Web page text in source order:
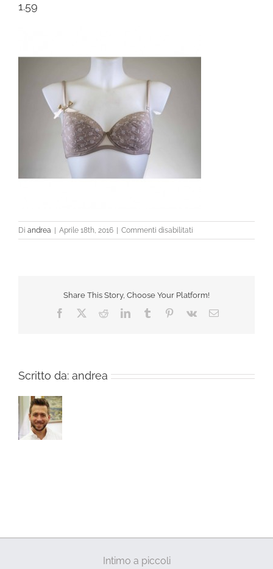
1.59
Di andrea Aprile 18th, 2016 Commenti disabilitati
1.59
Share This Story, Choose Your Platform!
Facebook RedditLinkedInTumblr Pinterest
Vk Email
Scritto da: andrea
Intimo a piccoli